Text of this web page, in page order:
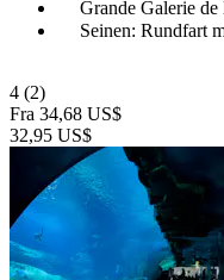
Grande Galerie
Seinen: Rundfart
4 (2)
Fra 34,68 US$
32,95 US$